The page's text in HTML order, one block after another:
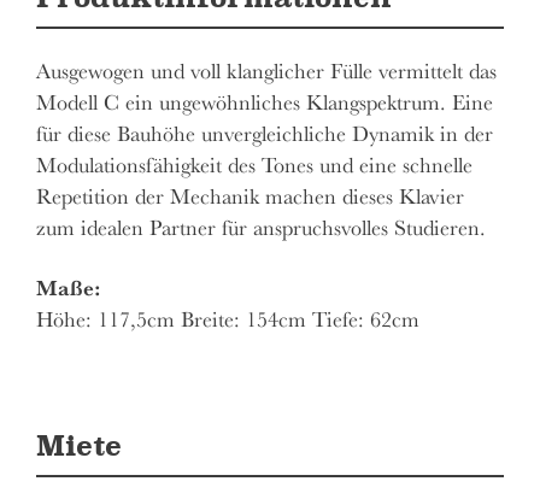
Ausgewogen und voll klanglicher Fülle vermittelt das
Modell C ein ungewöhnliches Klangspektrum. Eine
für diese Bauhöhe unvergleichliche Dynamik in der
Modulationsfähigkeit des Tones und eine schnelle
Repetition der Mechanik machen dieses Klavier
zum idealen Partner für anspruchsvolles Studieren.
Maße:
Höhe: 117,5cm Breite: 154cm Tiefe: 62cm
Miete